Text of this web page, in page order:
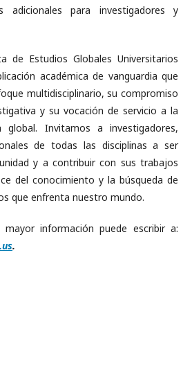
adicionales para investigadores y
de Estudios Globales Universitarios
académica de vanguardia que
multidisciplinario, su compromiso
y su vocación de servicio a la
global. Invitamos a investigadores,
de todas las disciplinas a ser
y a contribuir con sus trabajos
del conocimiento y la búsqueda de
que enfrenta nuestro mundo.
información puede escribir a:
.